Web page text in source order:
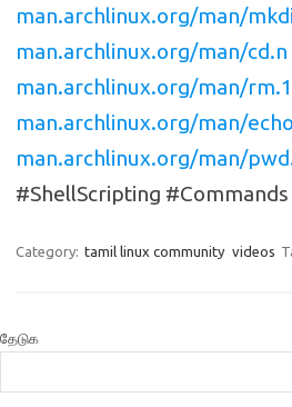
man.archlinux.org/man/
man.archlinux.org/man/cd.n
man.archlinux.org/man/rm.1
man.archlinux.org/man/
man.archlinux.org/man/
#ShellScripting
Category: tamil linux community videos
தேடுக